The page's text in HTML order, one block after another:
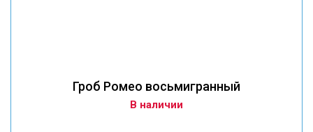
Гроб Ромео восьмигранный
В наличии